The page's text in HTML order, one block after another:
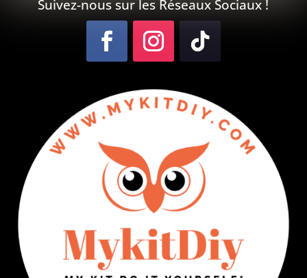
Suivez-nous sur les Réseaux Sociaux !